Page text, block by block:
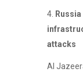
attacks
Al